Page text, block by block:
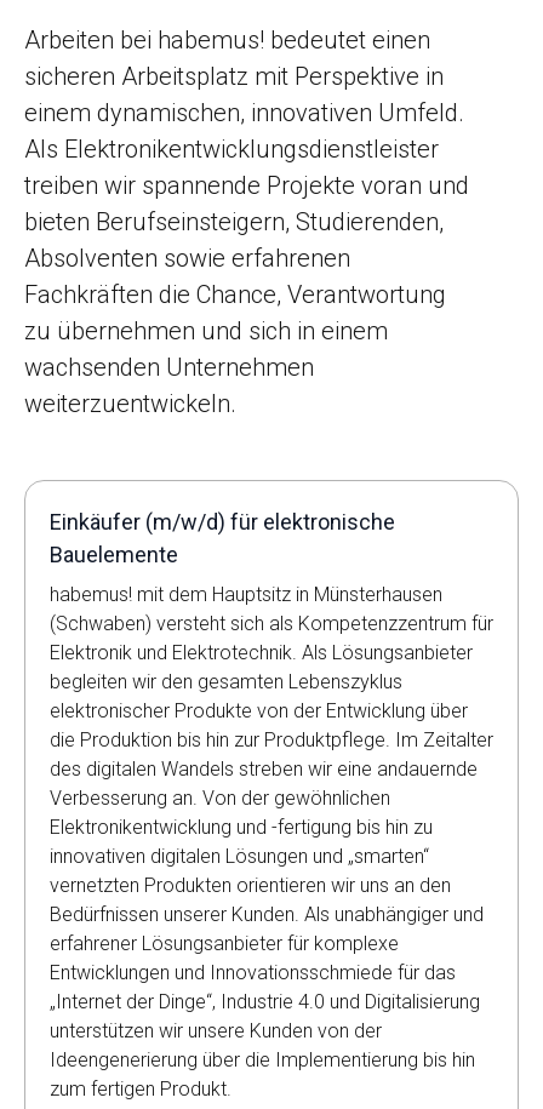
Arbeiten bei habemus! bedeutet einen
sicheren Arbeitsplatz mit Perspektive in
einem dynamischen, innovativen Umfeld.
Als Elektronikentwicklungsdienstleister
treiben wir spannende Projekte voran und
bieten Berufseinsteigern, Studierenden,
Absolventen sowie erfahrenen
Fachkräften die Chance, Verantwortung
zu übernehmen und sich in einem
wachsenden Unternehmen
weiterzuentwickeln.
Einkäufer (m/w/d) für elektronische
Bauelemente
habemus! mit dem Hauptsitz in Münsterhausen
(Schwaben) versteht sich als Kompetenzzentrum für
Elektronik und Elektrotechnik. Als Lösungsanbieter
begleiten wir den gesamten Lebenszyklus
elektronischer Produkte von der Entwicklung über
die Produktion bis hin zur Produktpflege. Im Zeitalter
des digitalen Wandels streben wir eine andauernde
Verbesserung an. Von der gewöhnlichen
Elektronikentwicklung und -fertigung bis hin zu
innovativen digitalen Lösungen und „smarten“
vernetzten Produkten orientieren wir uns an den
Bedürfnissen unserer Kunden. Als unabhängiger und
erfahrener Lösungsanbieter für komplexe
Entwicklungen und Innovationsschmiede für das
„Internet der Dinge“, Industrie 4.0 und Digitalisierung
unterstützen wir unsere Kunden von der
Ideengenerierung über die Implementierung bis hin
zum fertigen Produkt.